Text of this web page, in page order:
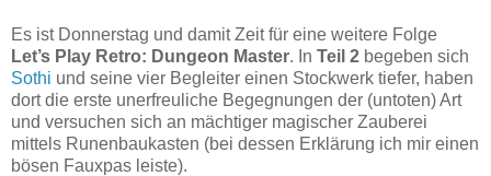
Es ist Donnerstag und damit Zeit für eine weitere Folge
Let’s Play Retro: Dungeon Master. In Teil 2 begeben sich
Sothi und seine vier Begleiter einen Stockwerk tiefer, haben
dort die erste unerfreuliche Begegnungen der (untoten) Art
und versuchen sich an mächtiger magischer Zauberei
mittels Runenbaukasten (bei dessen Erklärung ich mir einen
bösen Fauxpas leiste).